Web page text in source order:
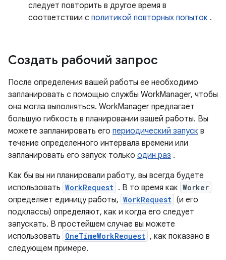
следует повторить в другое время в
соответствии с политикой повторных попыток .
Создать рабочий запрос
После определения вашей работы ее необходимо
запланировать с помощью службы WorkManager, чтобы
она могла выполняться. WorkManager предлагает
большую гибкость в планировании вашей работы. Вы
можете запланировать его периодический запуск в
течение определенного интервала времени или
запланировать его запуск только один раз .
Как бы вы ни планировали работу, вы всегда будете
использовать WorkRequest . В то время как Worker
определяет единицу работы, WorkRequest (и его
подклассы) определяют, как и когда его следует
запускать. В простейшем случае вы можете
использовать OneTimeWorkRequest , как показано в
следующем примере.